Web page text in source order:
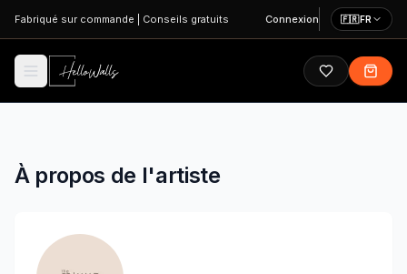
Aller au contenu principal
Fabriqué sur commande Conseils gratuits Connexion 🇫🇷FR
À propos de l'artiste